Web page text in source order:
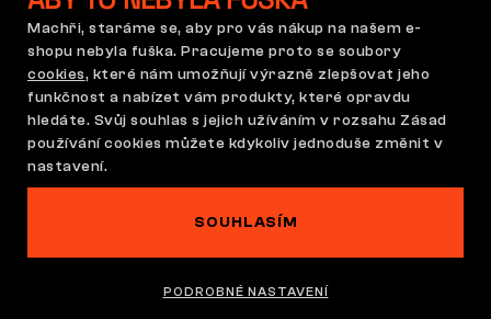
Reklamace a záruka
Obchodní podmínky
Reklamační řád
Nastavení cookies
GDPR
Machři, staráme se, aby pro vás nákup na našem e-
shopu nebyla fuška. Pracujeme proto se soubory
cookies, které nám umožňují výrazně zlepšovat jeho
funkčnost a nabízet vám produkty, které opravdu
hledáte. Svůj souhlas s jejich užíváním v rozsahu Zásad
používání cookies můžete kdykoliv jednoduše změnit v
nastavení.
SOUHLASÍM
PODROBNÉ NASTAVENÍ